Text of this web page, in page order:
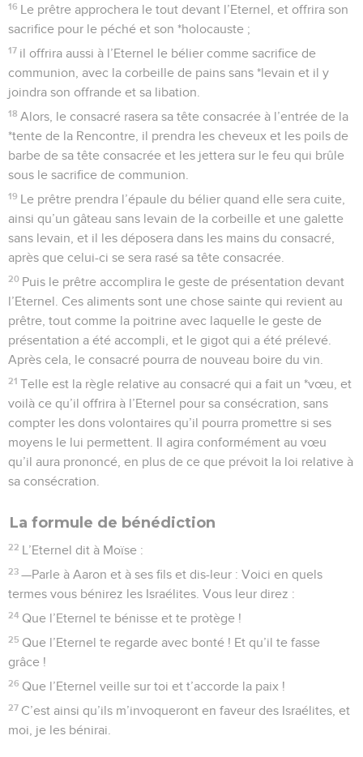
16 Le prêtre approchera le tout devant l’Eternel, et offrira son
sacrifice pour le péché et son *holocauste ;
17 il offrira aussi à l’Eternel le bélier comme sacrifice de
communion, avec la corbeille de pains sans *levain et il y
joindra son offrande et sa libation.
18 Alors, le consacré rasera sa tête consacrée à l’entrée de la
*tente de la Rencontre, il prendra les cheveux et les poils de
barbe de sa tête consacrée et les jettera sur le feu qui brûle
sous le sacrifice de communion.
19 Le prêtre prendra l’épaule du bélier quand elle sera cuite,
ainsi qu’un gâteau sans levain de la corbeille et une galette
sans levain, et il les déposera dans les mains du consacré,
après que celui-ci se sera rasé sa tête consacrée.
20 Puis le prêtre accomplira le geste de présentation devant
l’Eternel. Ces aliments sont une chose sainte qui revient au
prêtre, tout comme la poitrine avec laquelle le geste de
présentation a été accompli, et le gigot qui a été prélevé.
Après cela, le consacré pourra de nouveau boire du vin.
21 Telle est la règle relative au consacré qui a fait un *vœu, et
voilà ce qu’il offrira à l’Eternel pour sa consécration, sans
compter les dons volontaires qu’il pourra promettre si ses
moyens le lui permettent. Il agira conformément au vœu
qu’il aura prononcé, en plus de ce que prévoit la loi relative à
sa consécration.
La formule de bénédiction
22 L’Eternel dit à Moïse :
23 —Parle à Aaron et à ses fils et dis-leur : Voici en quels
termes vous bénirez les Israélites. Vous leur direz :
24 Que l’Eternel te bénisse et te protège !
25 Que l’Eternel te regarde avec bonté ! Et qu’il te fasse
grâce !
26 Que l’Eternel veille sur toi et t’accorde la paix !
27 C’est ainsi qu’ils m’invoqueront en faveur des Israélites, et
moi, je les bénirai.